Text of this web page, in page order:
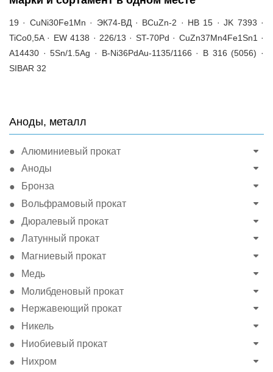
Аноды, металл
Алюминиевый прокат
Аноды
Бронза
Вольфрамовый прокат
Дюралевый прокат
Латунный прокат
Магниевый прокат
Медь
Молибденовый прокат
Нержавеющий прокат
Никель
Ниобиевый прокат
Нихром
19 · CuNi30Fe1Mn · ЭК74-ВД · BCuZn-2 · HB 15 · JK 7393 ·
TiCo0,5A · EW 4138 · 226/13 · ST-70Pd · CuZn37Mn4Fe1Sn1 ·
A14430 · 5Sn/1.5Ag · B-Ni36PdAu-1135/1166 · B 316 (5056) ·
SIBAR 32